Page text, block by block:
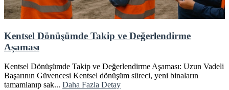
Kentsel Dönüşümde Takip ve Değerlendirme
Aşaması
Kentsel Dönüşümde Takip ve Değerlendirme Aşaması: Uzun Vadeli
Başarının Güvencesi Kentsel dönüşüm süreci, yeni binaların
tamamlanıp sak... Daha Fazla Detay